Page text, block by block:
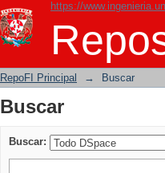
https://
Buscar
RepoFI Principal → Buscar
Buscar
Buscar: